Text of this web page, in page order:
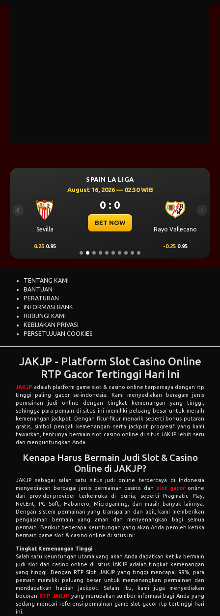
SPAIN LA LIGA
August 16, 2026 — 02:30 WIB
Sevilla
0 : 0
BET NOW
Rayo Vallecano
0.25 0.95 -0.25 0.95
Previous Next
TENTANG KAMI
BANTUAN
PERATURAN
INFORMASI BANK
HUBUNGI KAMI
KEBIJAKAN PRIVASI
PERSETUJUAN COOKIES
JAKJP - Platform Slot Casino Online
RTP Gacor Tertinggi Hari Ini
JAKJP adalah platform game slot & casino online terpercaya dengan rtp
tinggi paling gacor se-indonesia. Kami menyediakan beragam jenis
permainan judi online dengan tingkat kemenangan yang tinggi,
sehingga para pemain di situs ini memiliki peluang besar untuk meraih
kemenangan jackpot. Dengan fitur-fitur menarik seperti bonus putaran
gratis, simbol pengali kemenangan serta jackpot progresif yang kami
tawarkan, tentunya bermain slot casino online di situs JAKJP lebih seru
dan menguntungkan Anda.
Kenapa Harus Bermain Judi Slot & Casino
Online di JAKJP?
JAKJP sebagai salah satu situs judi online terpercaya di Indonesia
menyediakan berbagai jenis permainan casino dan slot gacoronline
dari provider-provider terkemuka di dunia, seperti Pragmatic Play,
NetEnt, PG Soft, Habanero, Microgaming, dan masih banyak lainnya.
Dengan sistem permainan yang transparan dan adil, kami memberikan
pengalaman bermain yang aman dan menyenangkan bagi semua
permain. Berikut beberapa keuntungan yang akan Anda peroleh ketika
bermain game slot & casino online di situs ini:
Tingkat Kemenangan Tinggi
Salah satu keuntungan utama yang akan Anda dapatkan ketika bermain
judi slot dan casino online di situs JAKJP adalah tingkat kemenangan
yang tinggi. Dengan RTP Slot JAKJP yang tinggi mencapai 98%, para
pemain memiliki peluang besar untuk memenangkan permainan dan
mendapatkan hadiah jackpot. Selain itu, kami juga menyediakan
bocoran RTP JAKJP yang merupakan sumber informasi bagi Anda yang
sedang mencari referensi permainan game slot gacor rtp tertinggi hari
ini.